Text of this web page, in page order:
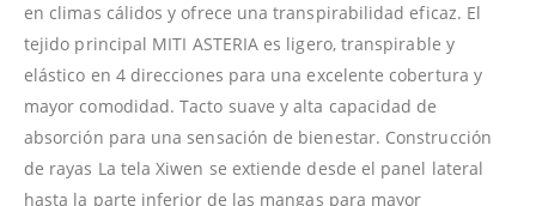
en climas cálidos y ofrece una transpirabilidad eficaz. El
tejido principal MITI ASTERIA es ligero, transpirable y
elástico en 4 direcciones para una excelente cobertura y
mayor comodidad. Tacto suave y alta capacidad de
absorción para una sensación de bienestar. Construcción
de rayas La tela Xiwen se extiende desde el panel lateral
hasta la parte inferior de las mangas para mayor